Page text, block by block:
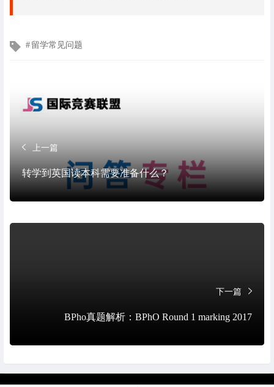
文 留学常见问题
上一篇
转学到英国读本科需要准备什么？
下一篇
BPho真题解析：BPhO Round 1 marking 2017